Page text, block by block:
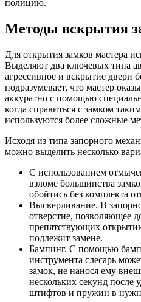
полицию.
Методы вскрытия
Для открытия замков мастера
Выделяют два ключевых типа
агрессивное и вскрытие двери
подразумевает, что мастер
аккуратно с помощью
когда справиться с замком
используются более сложные
Исходя из типа запорного
можно выделить несколько
С использованием
взломе большинства
обойтись без комплекта
Высверливание. В
отверстие, позволяющее
препятствующих
подлежит замене.
Бампинг. С помощью
инструмента слесарь
замок, не нанося ему
нескольких секунд после
штифтов и пружин в